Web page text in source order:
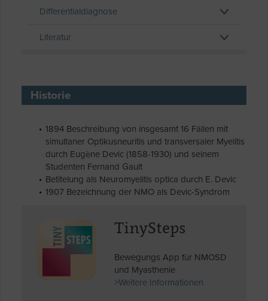
Differentialdiagnose
Literatur
Historie
1894 Beschreibung von insgesamt 16 Fällen mit
simultaner Optikusneuritis und transversaler Myelitis
durch Eugène Devic (1858-1930) und seinem
Studenten Fernand Gault
Betitelung als Neuromyelitis optica durch E. Devic
1907 Bezeichnung der NMO als Devic-Syndrom
TinySteps
Bewegungs App für NMOSD
und Myasthenie
>Weitere Informationen